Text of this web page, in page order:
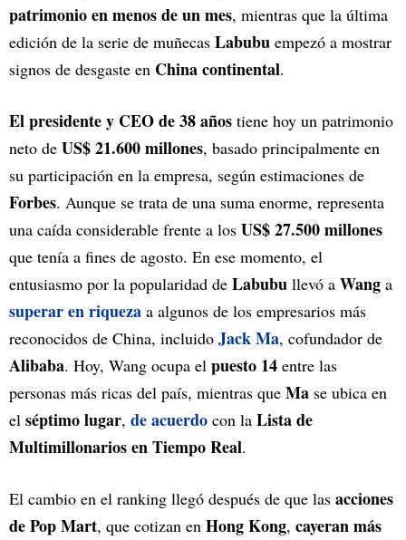
patrimonio en menos de un mes, mientras que la última
edición de la serie de muñecas Labubu empezó a mostrar
signos de desgaste en China continental.
El presidente y CEO de 38 años tiene hoy un patrimonio
neto de US$ 21.600 millones, basado principalmente en
su participación en la empresa, según estimaciones de
Forbes. Aunque se trata de una suma enorme, representa
una caída considerable frente a los US$ 27.500 millones
que tenía a fines de agosto. En ese momento, el
entusiasmo por la popularidad de Labubu llevó a Wang a
superar en riqueza a algunos de los empresarios más
reconocidos de China, incluido Jack Ma, cofundador de
Alibaba. Hoy, Wang ocupa el puesto 14 entre las
personas más ricas del país, mientras que Ma se ubica en
el séptimo lugar, de acuerdo con la Lista de
Multimillonarios en Tiempo Real.
El cambio en el ranking llegó después de que las acciones
de Pop Mart, que cotizan en Hong Kong, cayeran más